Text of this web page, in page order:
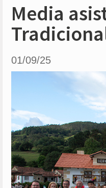
Media
01/09/25